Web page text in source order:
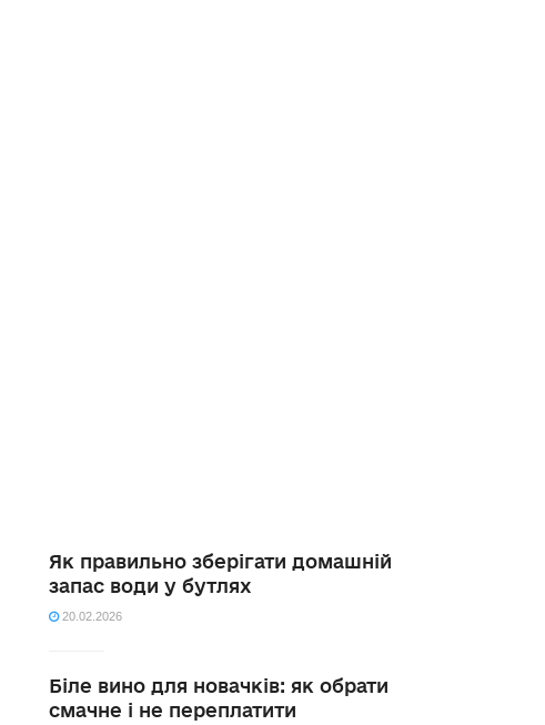
Як правильно зберігати домашній
запас води у бутлях
20.02.2026
Біле вино для новачків: як обрати
смачне і не переплатити